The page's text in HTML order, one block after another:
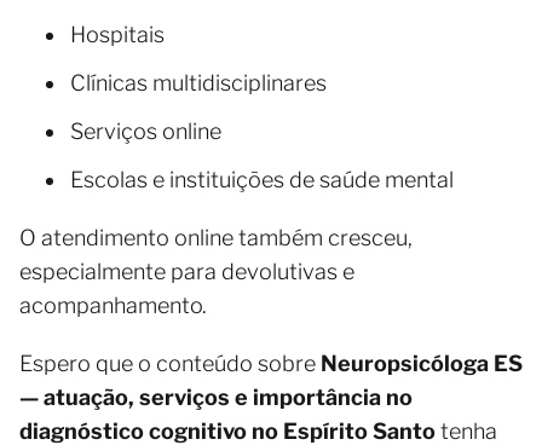
Hospitais
Clínicas multidisciplinares
Serviços online
Escolas e instituições de saúde mental
O atendimento online também cresceu,
especialmente para devolutivas e
acompanhamento.
Espero que o conteúdo sobre Neuropsicóloga ES
— atuação, serviços e importância no
diagnóstico cognitivo no Espírito Santotenha